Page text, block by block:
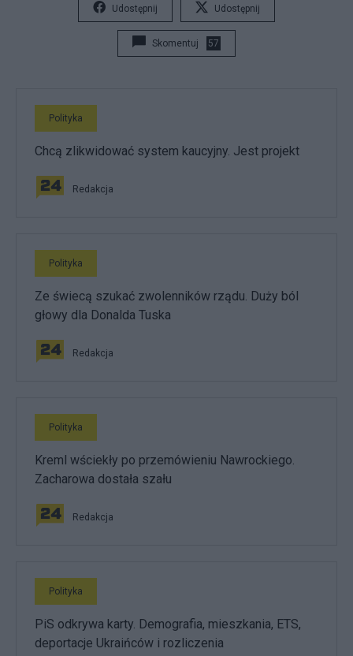
Udostępnij Udostępnij
Skomentuj 57
Polityka
Chcą zlikwidować system kaucyjny. Jest projekt
Redakcja
Polityka
Ze świecą szukać zwolenników rządu. Duży ból
głowy dla Donalda Tuska
Redakcja
Polityka
Kreml wściekły po przemówieniu Nawrockiego.
Zacharowa dostała szału
Redakcja
Polityka
PiS odkrywa karty. Demografia, mieszkania, ETS,
deportacje Ukraińców i rozliczenia